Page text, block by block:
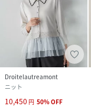
Droitelautreamont
ニット
10,450 円 50%OFF